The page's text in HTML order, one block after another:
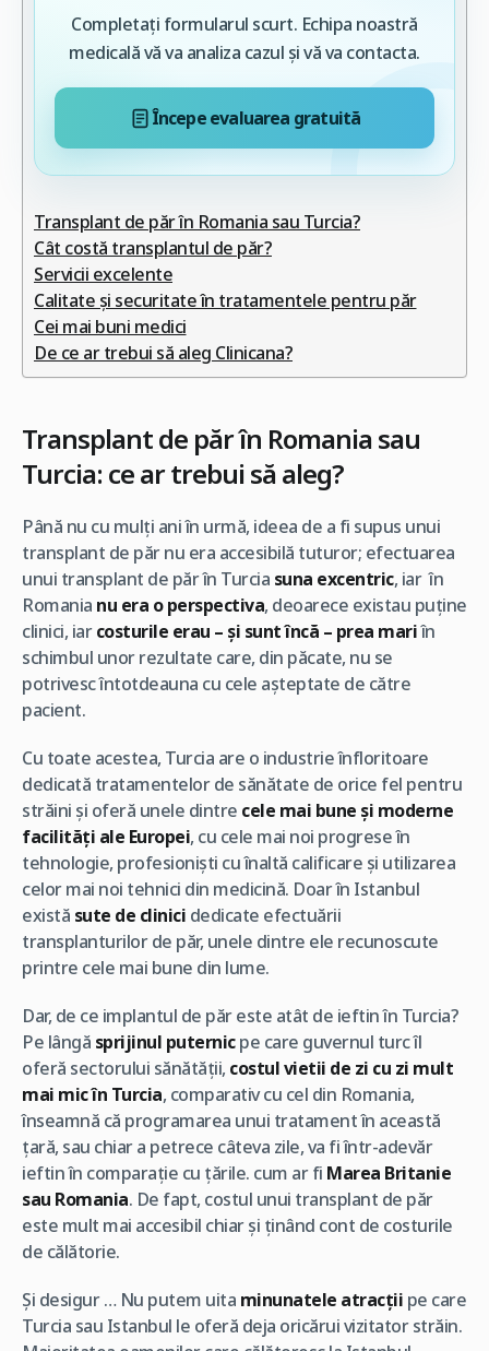
Completați formularul scurt. Echipa noastră
medicală vă va analiza cazul și vă va contacta.
Începe evaluarea gratuită
Transplant de păr în Romania sau Turcia?
Cât costă transplantul de păr?
Servicii excelente
Calitate și securitate în tratamentele pentru păr
Cei mai buni medici
De ce ar trebui să aleg Clinicana?
Transplant de păr în Romania sau
Turcia: ce ar trebui să aleg?
Până nu cu mulți ani în urmă, ideea de a fi supus unui
transplant de păr nu era accesibilă tuturor; efectuarea
unui transplant de păr în Turcia suna excentric, iar în
Romania nu era o perspectiva, deoarece existau puține
clinici, iarcosturile erau – și sunt încă – prea mariîn
schimbul unor rezultate care, din păcate, nu se
potrivesc întotdeauna cu cele așteptate de către
pacient.
Cu toate acestea, Turcia are o industrie înfloritoare
dedicată tratamentelor de sănătate de orice fel pentru
străini și oferă unele dintre cele mai bune și moderne
facilități ale Europei, cu cele mai noi progrese în
tehnologie, profesioniști cu înaltă calificare și utilizarea
celor mai noi tehnici din medicină. Doar în Istanbul
există sute de clinici dedicate efectuării
transplanturilor de păr, unele dintre ele recunoscute
printre cele mai bune din lume.
Dar, de ce implantul de păr este atât de ieftin în Turcia?
Pe lângă sprijinul puternicpe care guvernul turc îl
oferă sectorului sănătății, costul vietii de zi cu zi mult
mai mic în Turcia, comparativ cu cel din Romania,
înseamnă că programarea unui tratament în această
țară, sau chiar a petrece câteva zile, va fi într-adevăr
ieftin în comparație cu țările. cum ar fi Marea Britanie
sau Romania. De fapt, costul unui transplant de păr
este mult mai accesibil chiar și ținând cont de costurile
de călătorie.
Și desigur … Nu putem uita minunatele atracții pe care
Turcia sau Istanbul le oferă deja oricărui vizitator străin.